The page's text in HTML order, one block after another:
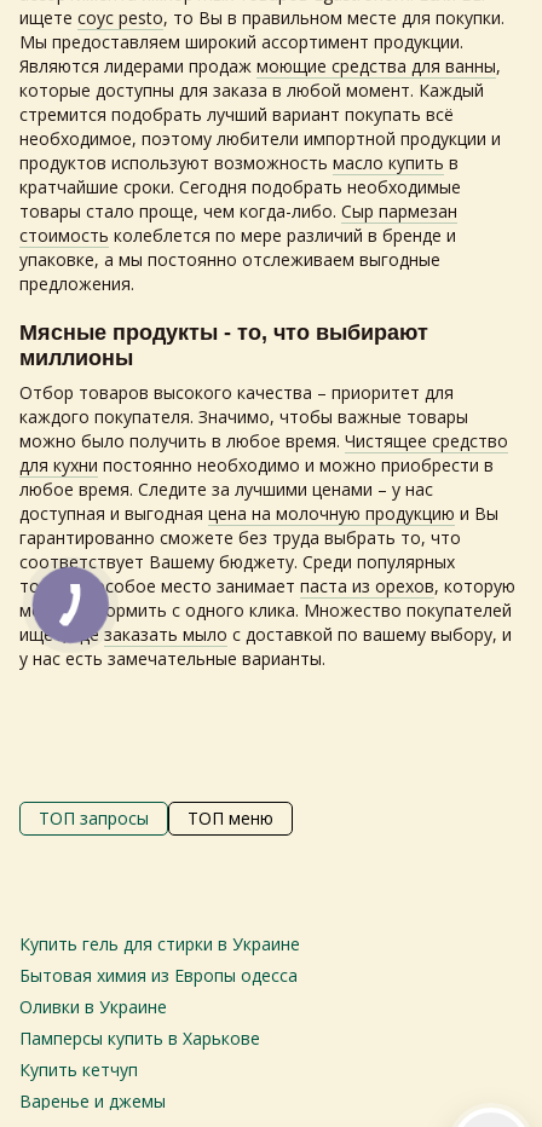
ищете соус pesto, то Вы в правильном месте для покупки.
Мы предоставляем широкий ассортимент продукции.
Являются лидерами продаж моющие средства для ванны,
которые доступны для заказа в любой момент. Каждый
стремится подобрать лучший вариант покупать всё
необходимое, поэтому любители импортной продукции и
продуктов используют возможность масло купить в
кратчайшие сроки. Сегодня подобрать необходимые
товары стало проще, чем когда-либо. Сыр пармезан
стоимость колеблется по мере различий в бренде и
упаковке, а мы постоянно отслеживаем выгодные
предложения.
Мясные продукты - то, что выбирают
миллионы
Отбор товаров высокого качества – приоритет для
каждого покупателя. Значимо, чтобы важные товары
можно было получить в любое время. Чистящее средство
для кухни постоянно необходимо и можно приобрести в
любое время. Следите за лучшими ценами – у нас
доступная и выгодная цена на молочную продукцию и Вы
гарантированно сможете без труда выбрать то, что
соответствует Вашему бюджету. Среди популярных
товаров особое место занимает паста из орехов, которую
можно оформить с одного клика. Множество покупателей
ищет, гдезаказать мыло с доставкой по вашему выбору, и
у нас есть замечательные варианты.
ТОП запросы ТОП меню
Купить гель для стирки в Украине
Бытовая химия из Европы одесса
Оливки в Украине
Памперсы купить в Харькове
Купить кетчуп
Варенье и джемы
Дізнатись більше про самовивіз